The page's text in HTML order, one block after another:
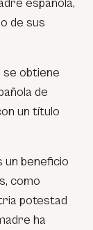
de sus
se obtiene
de
un título
un beneficio
como
potestad
ha